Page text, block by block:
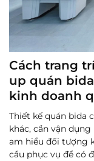
Cách trang
up quán
kinh doanh
Thiết kế quán bida
khác, cần vận
am hiểu đối tượng
cầu phục vụ để có